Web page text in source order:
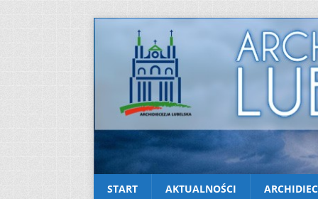
START AKTUALNOŚCI